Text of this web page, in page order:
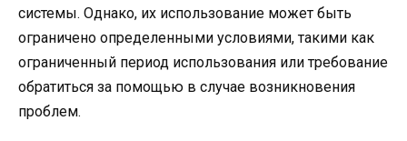
системы. Однако, их использование может быть
ограничено определенными условиями, такими как
ограниченный период использования или требование
обратиться за помощью в случае возникновения
проблем.